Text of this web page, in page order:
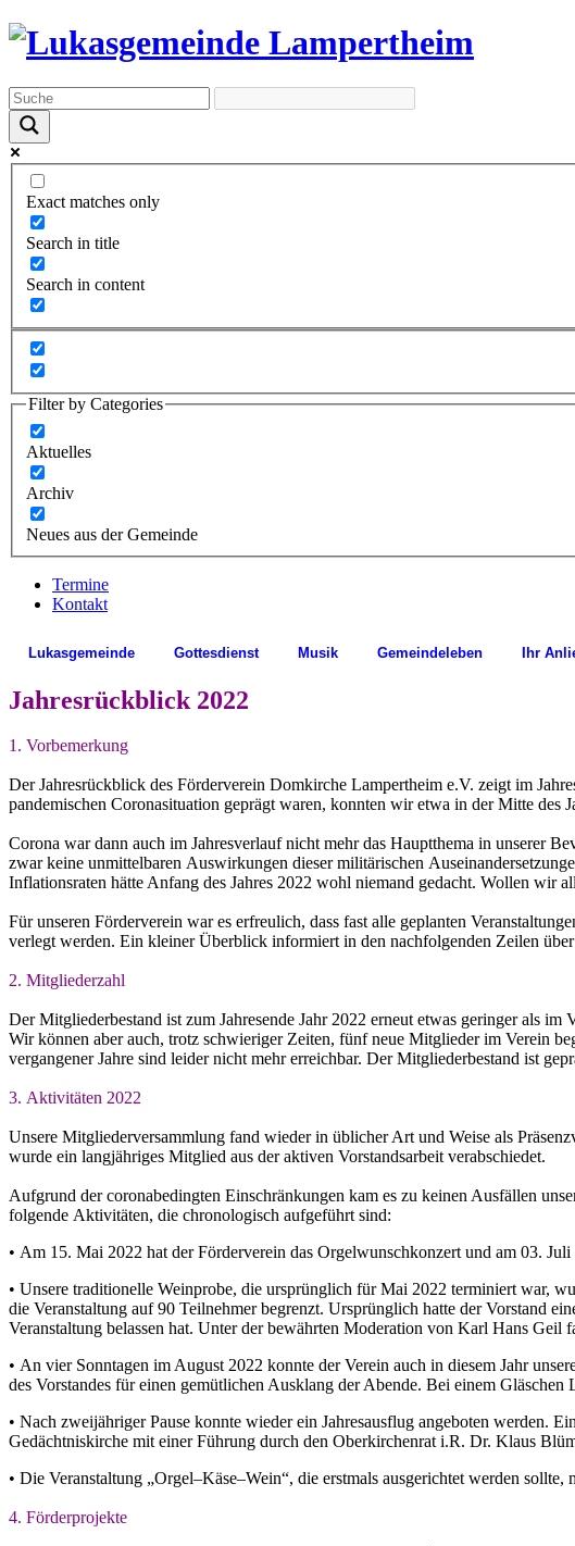
Exact matches only
Search in title
Search in content
Filter by Categories
Aktuelles
Archiv
Neues aus der Gemeinde
Termine
Kontakt
Lukasgemeinde Gottesdienst Musik Gemeindeleben Ihr
Jahresrückblick 2022
1. Vorbemerkung
Der Jahresrückblick des Förderverein Domkirche Lampertheim e.V. zeigt im
pandemischen Coronasituation geprägt waren, konnten wir etwa in der Mitte des
Corona war dann auch im Jahresverlauf nicht mehr das Hauptthema in unserer
zwarkeine unmittelbaren Auswirkungen diesermilitärischen
Inflationsraten hätte Anfang des Jahres 2022 wohl niemand gedacht. Wollen wir
Fürunseren Förderverein wares erfreulich, dass fast alle geplanten
verlegt werden. Ein kleiner Überblick informiert in den nachfolgenden Zeilen
2. Mitgliederzahl
Der Mitgliederbestand istzum Jahresende Jahr 2022 erneut etwas geringer als im
Wir können aber auch, trotz schwieriger Zeiten, fünf neue Mitglieder im Verein
vergangener Jahre sind leider nicht mehr erreichbar. Der Mitgliederbestand ist gep
3. Aktivitäten 2022
Unsere Mitgliederversammlung fand wieder in üblicher Art und Weise als
wurde ein langjähriges Mitglied aus der aktiven Vorstandsarbeit verabschiedet.
Aufgrund der coronabedingten Einschränkungen kam es zu keinen Ausfällen
folgende Aktivitäten, die chronologisch aufgeführtsind:
• Am 15. Mai 2022 hat der Förderverein das Orgelwunschkonzert und am 03. Juli
• Unsere traditionelle Weinprobe, die ursprünglich fürMai 2022 terminiertwar,
die Veranstaltung auf 90 Teilnehmer begrenzt. Ursprünglich hatte derVorstand
Veranstaltung belassen hat. Unter der bewährten Moderation von Karl Hans Geil
• An vier Sonntagen im August 2022 konnte der Verein auch in diesem Jahr
des Vorstandes für einen gemütlichen Ausklang der Abende. Bei einem Gläschen
• Nach zweijähriger Pause konnte wieder ein Jahresausflug angeboten werden.
Gedächtniskirche mit einer Führung durch den Oberkirchenrat i.R. Dr. Klaus
• Die Veranstaltung „Orgel–Käse–Wein“, die erstmals ausgerichtet werden sollte,
4. Förderprojekte